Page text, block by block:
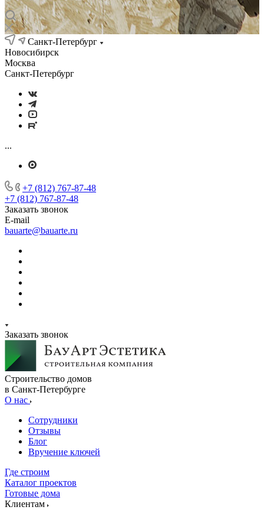
Санкт-Петербург
Новосибирск
Москва
Санкт-Петербург
...
+7 (812) 767-87-48
+7 (812) 767-87-48
Заказать звонок
E-mail
bauarte@bauarte.ru
Заказать звонок
Строительство домов
в Санкт-Петербурге
О нас
Сотрудники
Отзывы
Блог
Вручение ключей
Где строим
Каталог проектов
Готовые дома
Клиентам